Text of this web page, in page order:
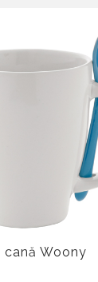
cană Woony